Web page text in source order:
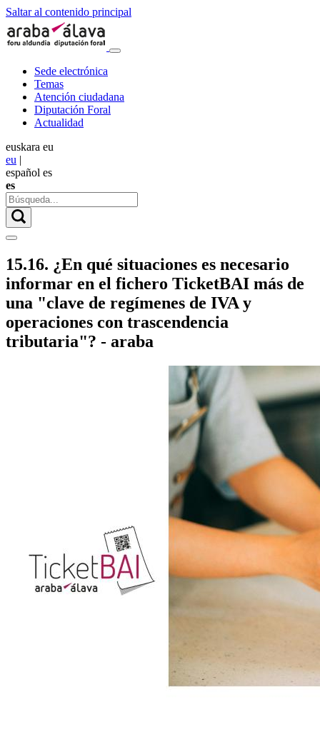
Saltar al contenido principal
Sede electrónica
Temas
Atención ciudadana
Diputación Foral
Actualidad
euskara eu
eu |
español es
es
15.16. ¿En qué situaciones es necesario
informar en el fichero TicketBAI más de
una "clave de regímenes de IVA y
operaciones con trascendencia
tributaria"? - araba